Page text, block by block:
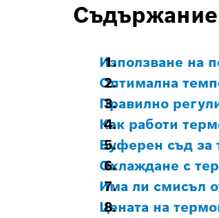
Съдържание
Използване на
Оптимална
Правилно
Как работи
Буферен съд за
Охлаждане с
Има ли смисъл
Цената на